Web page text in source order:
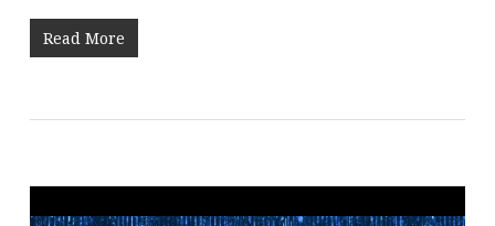
Read More